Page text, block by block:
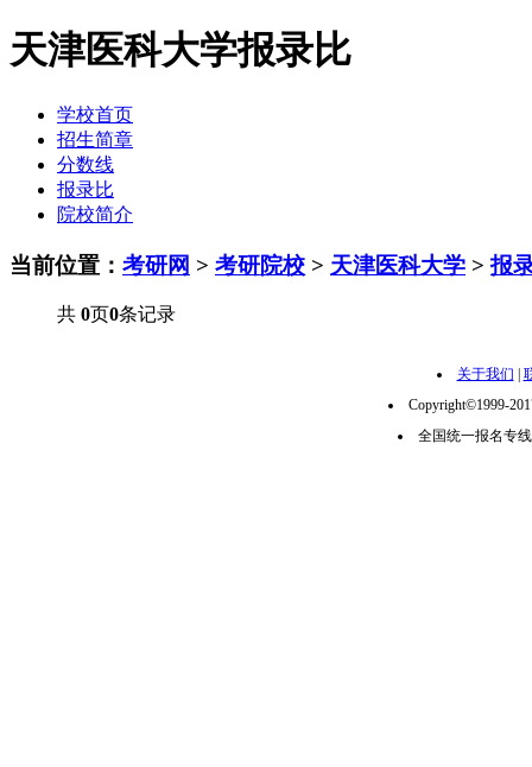
天津医科大学报录比
学校首页
招生简章
分数线
报录比
院校简介
当前位置： 考研网 > 考研院校 > 天津医科大学 >报
共 0页0条记录
关于我们
Copyright©1999-
全国统一报名专